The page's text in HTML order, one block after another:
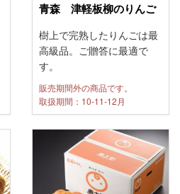
青森 津軽板柳のりんご
樹上で完熟したりんごは最
高級品。ご贈答に最適で
す。
販売期間外の商品です。
取扱期間：10-11-12月